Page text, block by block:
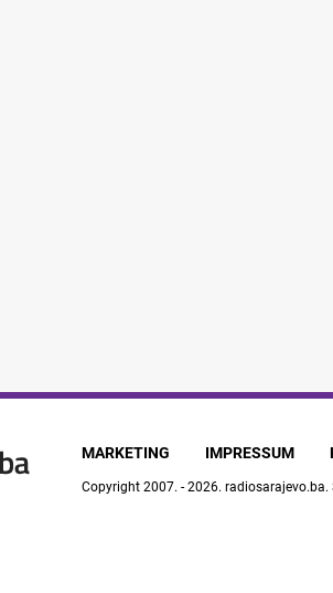
MARKETING IMPRESSUM
Copyright 2007. - 2026. radiosarajevo.ba.